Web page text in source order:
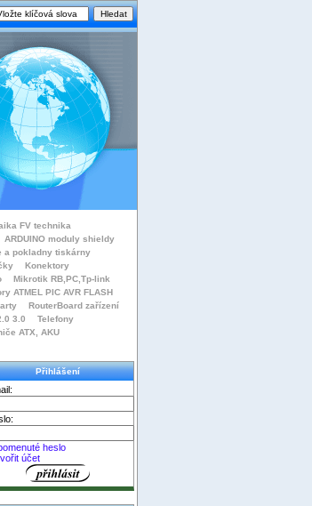
FV technika
ARDUINO moduly shieldy
a pokladny tiskárny
Konektory
Mikrotik RB,PC,Tp-link
ATMEL PIC AVR FLASH
RouterBoard zařízení
3.0
Telefony
ATX, AKU
Přihlášení
heslo
účet